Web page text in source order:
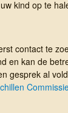
kind op te
contact te
en kan de
gesprek al